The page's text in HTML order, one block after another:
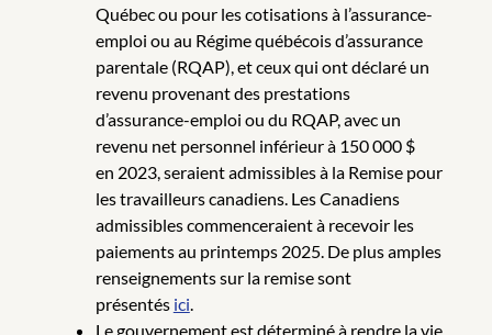
Québec ou pour les cotisations à l’assurance-
emploi ou au Régime québécois d’assurance
parentale (RQAP), et ceux qui ont déclaré un
revenu provenant des prestations
d’assurance-emploi ou du RQAP, avec un
revenu net personnel inférieur à 150 000 $
en 2023, seraient admissibles à la Remise pour
les travailleurs canadiens. Les Canadiens
admissibles commenceraient à recevoir les
paiements au printemps 2025. De plus amples
renseignements sur la remise sont
présentés ici.
Le gouvernement est déterminé à rendre la vie